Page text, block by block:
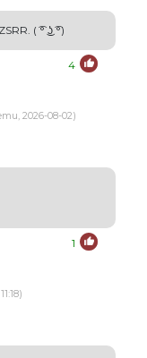
( ͡° ͜ʖ ͡°)
4
2026-08-02)
1